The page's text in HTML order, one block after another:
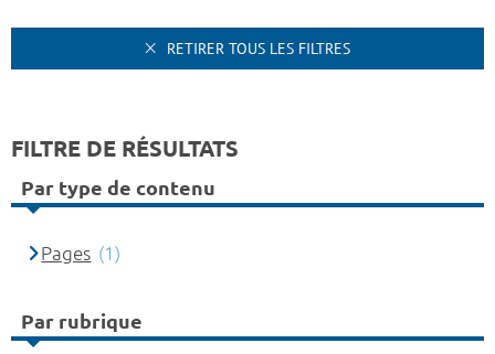
RETIRER TOUS LES FILTRES
FILTRE DE RÉSULTATS
Par type de contenu
Pages (1)
Par rubrique